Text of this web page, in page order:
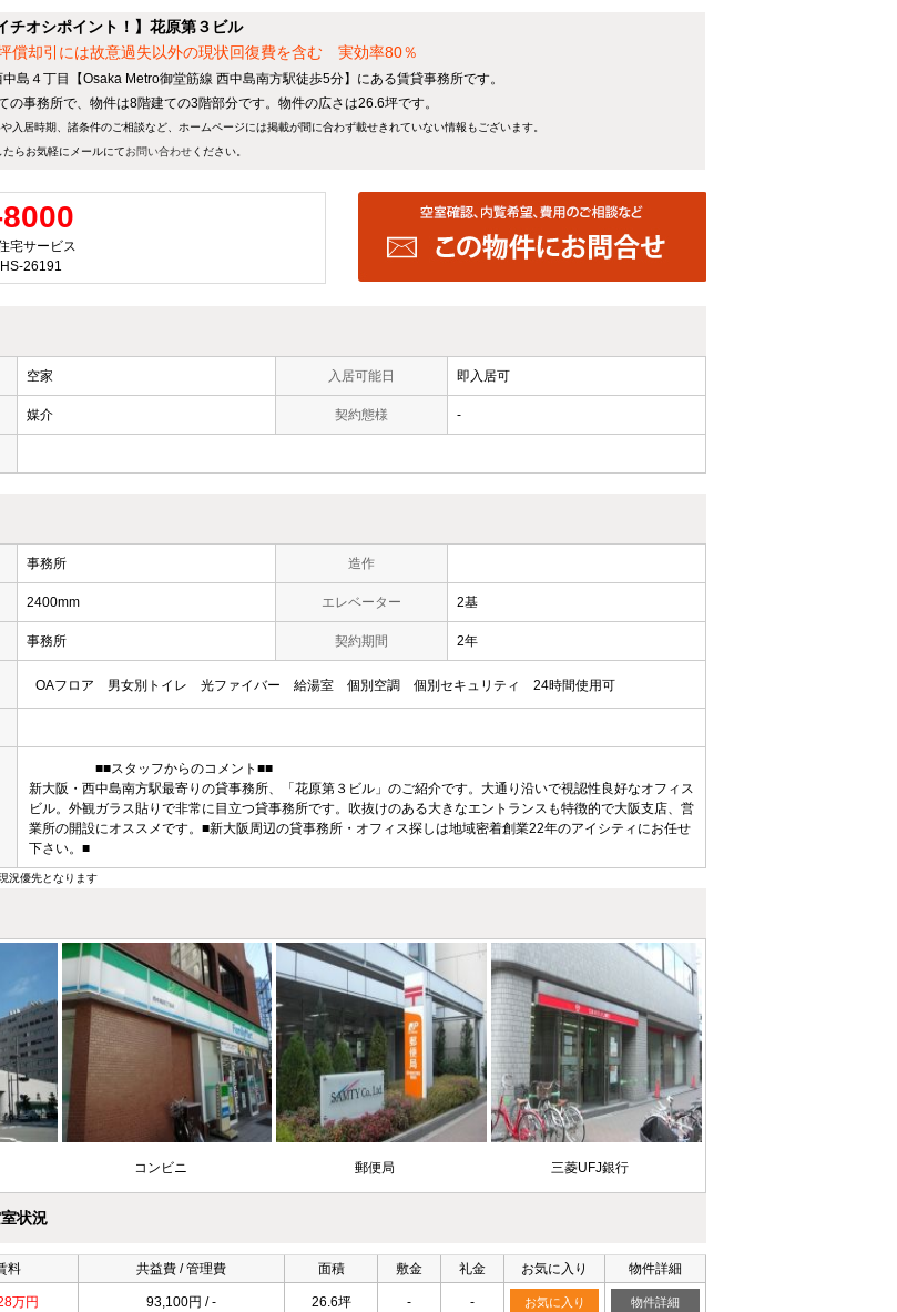
チオシポイント！】花原第３ビル
却引には故意過失以外の現状回復費を含む 実効率80％
島４丁目【Osaka Metro御堂筋線 西中島南方駅徒歩5分】にある賃貸事務所です。
の事務所で、物件は8階建ての3階部分です。物件の広さは26.6坪です。
入居時期、諸条件のご相談など、ホームページには掲載が間に合わず載せきれていない情報もございます。
らお気軽にメールにてお問い合わせください。
宅サービス
26191
空家 入居可能日 即入居可
媒介 契約態様 -
事務所 造作
2400mm エレベーター 2基
事務所 契約期間 2年
OAフロア 男女別トイレ 光ファイバー 給湯室 個別空調 個別セキュリティ 24時間使用可
■■スタッフからのコメント■■
新大阪・西中島南方駅最寄りの貸事務所、「花原第３ビル」のご紹介です。大通り沿いで視認性良好なオフィス
ビル。外観ガラス貼りで非常に目立つ貸事務所です。吹抜けのある大きなエントランスも特徴的で大阪支店、営
業所の開設にオススメです。■新大阪周辺の貸事務所・オフィス探しは地域密着創業22年のアイシティにお任せ
下さい。■
況優先となります
コンビニ 郵便局 三菱UFJ銀行
状況
料 共益費 / 管理費 面積 敷金 礼金 お気に入り 物件詳細
万円 93,100円 / - 26.6坪 - - お気に入り 物件詳細